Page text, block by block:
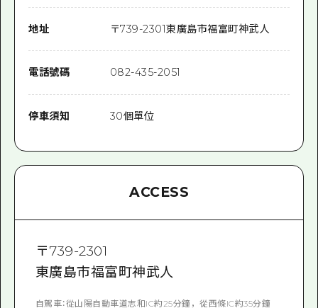
地址 〒739-2301東廣島市福富町神武人
電話號碼 082-435-2051
停車須知 30個單位
ACCESS
〒739-2301
東廣島市福富町神武人
自駕車：從山陽自動車道志和IC約25分鐘，從西條IC約35分鐘